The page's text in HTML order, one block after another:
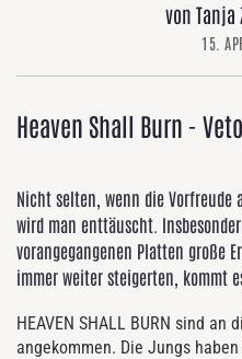
von Tanja
15.
Heaven Shall Burn - Veto
Nicht selten, wenn die Vorfreude
wird man enttäuscht.
vorangegangenen Platten große
immer weiter steigerten, kommt
HEAVEN SHALL BURN sind
angekommen. Die Jungs